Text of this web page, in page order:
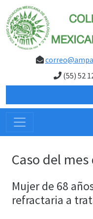
(55) 52
Caso del
Mujer de 68
refractaria a